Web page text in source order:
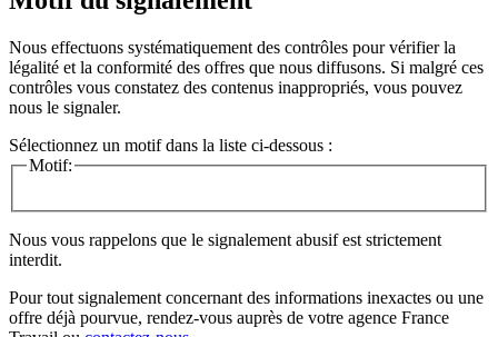
Nous effectuons systématiquement des contrôles pour vérifier la
légalité et la conformité des offres que nous diffusons. Si malgré ces
contrôles vous constatez des contenus inappropriés, vous pouvez
nous le signaler.
Sélectionnez un motif dans la liste ci-dessous :
Motif:
Nous vous rappelons que le signalement abusif est strictement
interdit.
Pour tout signalement concernant des informations inexactes ou une
offre déjà pourvue, rendez-vous auprès de votre agence France